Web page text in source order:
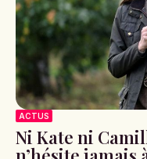
ACTUS
Ni Kate ni